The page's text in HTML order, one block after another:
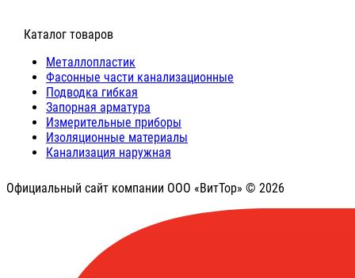
⠀Каталог товаров
Металлопластик
Фасонные части канализационные
Подводка гибкая
Запорная арматура
Измерительные приборы
Изоляционные материалы
Канализация наружная
Официальный сайт компании ООО «ВитТор» © 2026